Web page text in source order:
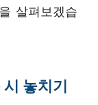
살펴보겠습
놓치기